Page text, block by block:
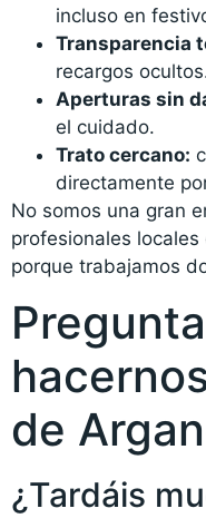
incluso en
Transparencia
recargos
Aperturas sin
el cuidado.
Trato cercano:
directamente
No somos una gran
profesionales
porque trabajamos
de
¿Tardáis